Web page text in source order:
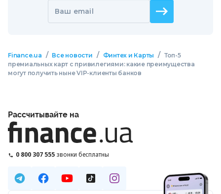
Ваш email
Finance.ua / Все новости / Финтех и Карты / Топ-5
премиальных карт с привилегиями: какие преимущества
могут получить ныне VIP-клиенты банков
Рассчитывайте на
0 800 307 555 звонки бесплатны